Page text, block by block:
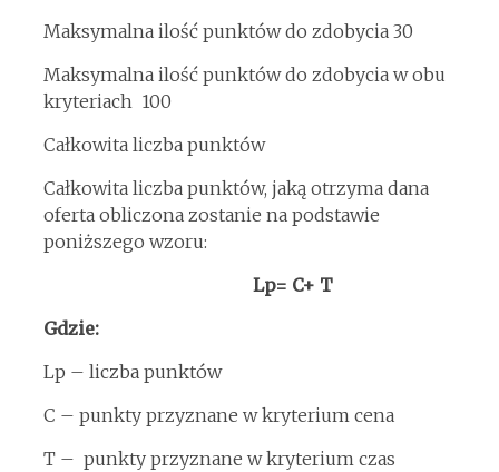
Maksymalna ilość punktów do zdobycia 30
Maksymalna ilość punktów do zdobycia w obu
kryteriach 100
Całkowita liczba punktów
Całkowita liczba punktów, jaką otrzyma dana
oferta obliczona zostanie na podstawie
poniższego wzoru:
Lp= C+ T
Gdzie:
Lp – liczba punktów
C – punkty przyznane w kryterium cena
T – punkty przyznane w kryterium czas